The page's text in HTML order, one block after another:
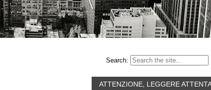
Search:
ATTENZIONE, LEGGERE